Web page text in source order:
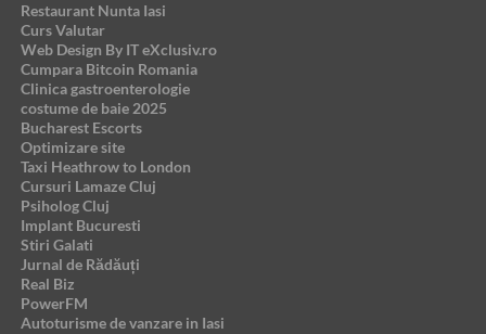
Restaurant Nunta Iasi
Curs Valutar
Web Design By IT eXclusiv.ro
Cumpara Bitcoin Romania
Clinica gastroenterologie
costume de baie 2025
Bucharest Escorts
Optimizare site
Taxi Heathrow to London
Cursuri Lamaze Cluj
Psiholog Cluj
Implant Bucuresti
Stiri Galati
Jurnal de Rădăuți
Real Biz
PowerFM
Autoturisme de vanzare in Iasi